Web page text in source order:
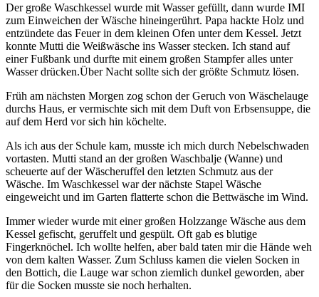
Der große Waschkessel wurde mit Wasser gefüllt, dann wurde IMI
zum Einweichen der Wäsche hineingerührt. Papa hackte Holz und
entzündete das Feuer in dem kleinen Ofen unter dem Kessel. Jetzt
konnte Mutti die Weißwäsche ins Wasser stecken. Ich stand auf
einer Fußbank und durfte mit einem großen Stampfer alles unter
Wasser drücken.Über Nacht sollte sich der größte Schmutz lösen.
Früh am nächsten Morgen zog schon der Geruch von Wäschelauge
durchs Haus, er vermischte sich mit dem Duft von Erbsensuppe, die
auf dem Herd vor sich hin köchelte.
Als ich aus der Schule kam, musste ich mich durch Nebelschwaden
vortasten. Mutti stand an der großen Waschbalje (Wanne) und
scheuerte auf der Wäscheruffel den letzten Schmutz aus der
Wäsche. Im Waschkessel war der nächste Stapel Wäsche
eingeweicht und im Garten flatterte schon die Bettwäsche im Wind.
Immer wieder wurde mit einer großen Holzzange Wäsche aus dem
Kessel gefischt, geruffelt und gespült. Oft gab es blutige
Fingerknöchel. Ich wollte helfen, aber bald taten mir die Hände weh
von dem kalten Wasser. Zum Schluss kamen die vielen Socken in
den Bottich, die Lauge war schon ziemlich dunkel geworden, aber
für die Socken musste sie noch herhalten.